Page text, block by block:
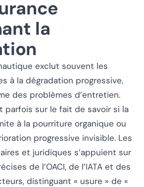
la
exclut souvent les
à la dégradation progressive,
des problèmes d’entretien.
parfois sur le fait de savoir si la
à la pourriture organique ou
progressive invisible. Les
et juridiques s’appuient sur
de l’OACI, de l’IATA et des
distinguant « usure » de «